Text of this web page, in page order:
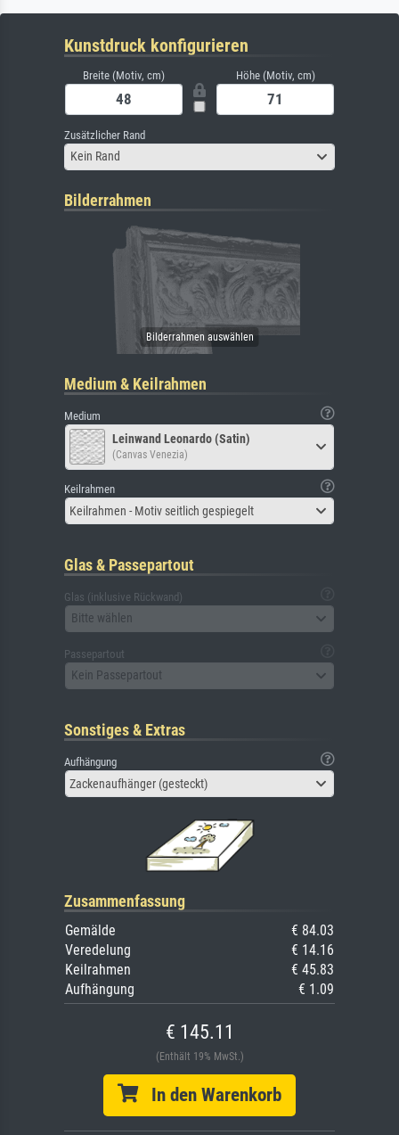
Kunstdruck konfigurieren
Breite (Motiv, cm) Höhe (Motiv, cm)
Zusätzlicher Rand
Kein Rand
Bilderrahmen
Medium & Keilrahmen
Medium
Leinwand Leonardo (Satin)
(Canvas Venezia)
Keilrahmen
Keilrahmen - Motiv seitlich gespiegelt
Glas & Passepartout
Glas (inklusive Rückwand)
Bitte wählen
Passepartout
Kein Passepartout
Sonstiges & Extras
Aufhängung
Zackenaufhänger (gesteckt)
Zusammenfassung
Gemälde
€ 84.03
Veredelung
€ 14.16
Keilrahmen
€ 45.83
Aufhängung
€ 1.09
€ 145.11
(Enthält 19% MwSt.)
In den Warenkorb